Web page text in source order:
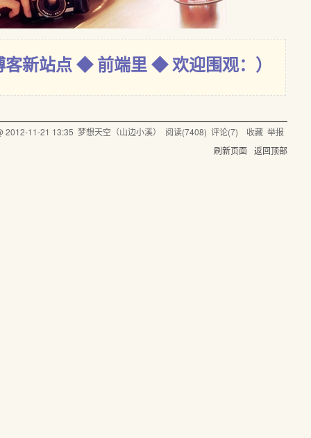
客新站点 ◆ 前端里 ◆ 欢迎围观：）
2012-11-21 13:35 梦想天空（山边小溪） 阅读(7408) 评论(7) 收藏 举报
刷新页面
返回顶部